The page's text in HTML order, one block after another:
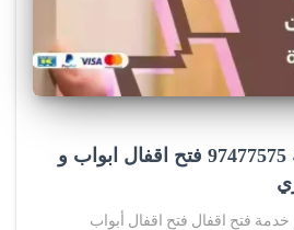
فتح اقفال العاصمة 97477575 فتح اقفال ابواب و
فتح اقفال فتح اقفال أبواب